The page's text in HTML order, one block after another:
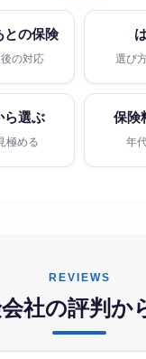
との保険
の対応 選び
ら選ぶ
極める
保険
年
REVIEWS
社の評判か